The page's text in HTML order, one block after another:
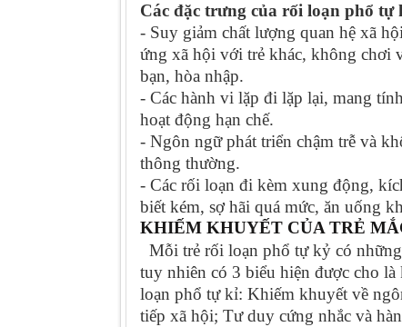
Các đặc trưng của rối loạn phổ tự
- Suy giảm chất lượng quan hệ xã
ứng xã hội với trẻ khác, không chơi
bạn, hòa nhập.
- Các hành vi lặp đi lặp lại, mang
hoạt động hạn chế.
- Ngôn ngữ phát triển chậm trễ và
thông thường.
- Các rối loạn đi kèm xung động,
biết kém, sợ hãi quá mức, ăn uống
KHIẾM KHUYẾT CỦA TRẺ
Mỗi trẻ rối loạn phổ tự kỷ có
tuy nhiên có 3 biểu hiện được cho
loạn phổ tự kỉ: Khiếm khuyết về
tiếp xã hội; Tư duy cứng nhắc và